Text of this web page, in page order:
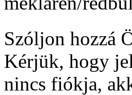
Szóljon hozzá
Kérjük, hogy
nincs fiókja,